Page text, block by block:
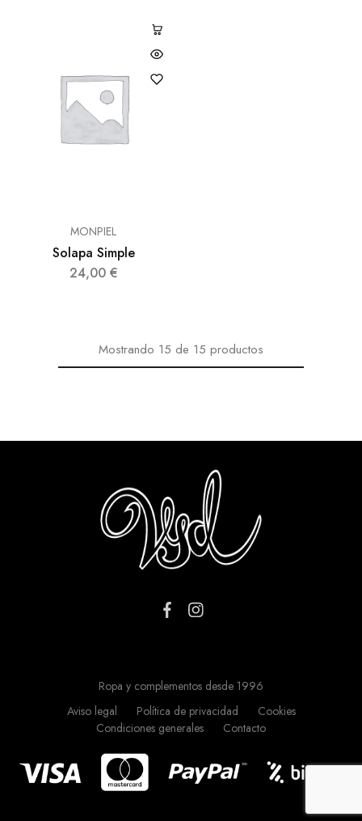
MONPIEL
Solapa Simple
24,00 €
Mostrando 15 de 15 productos
Ropa y complementos desde 1996
Aviso legal
Política de privacidad
Cookies
Condiciones generales
Contacto